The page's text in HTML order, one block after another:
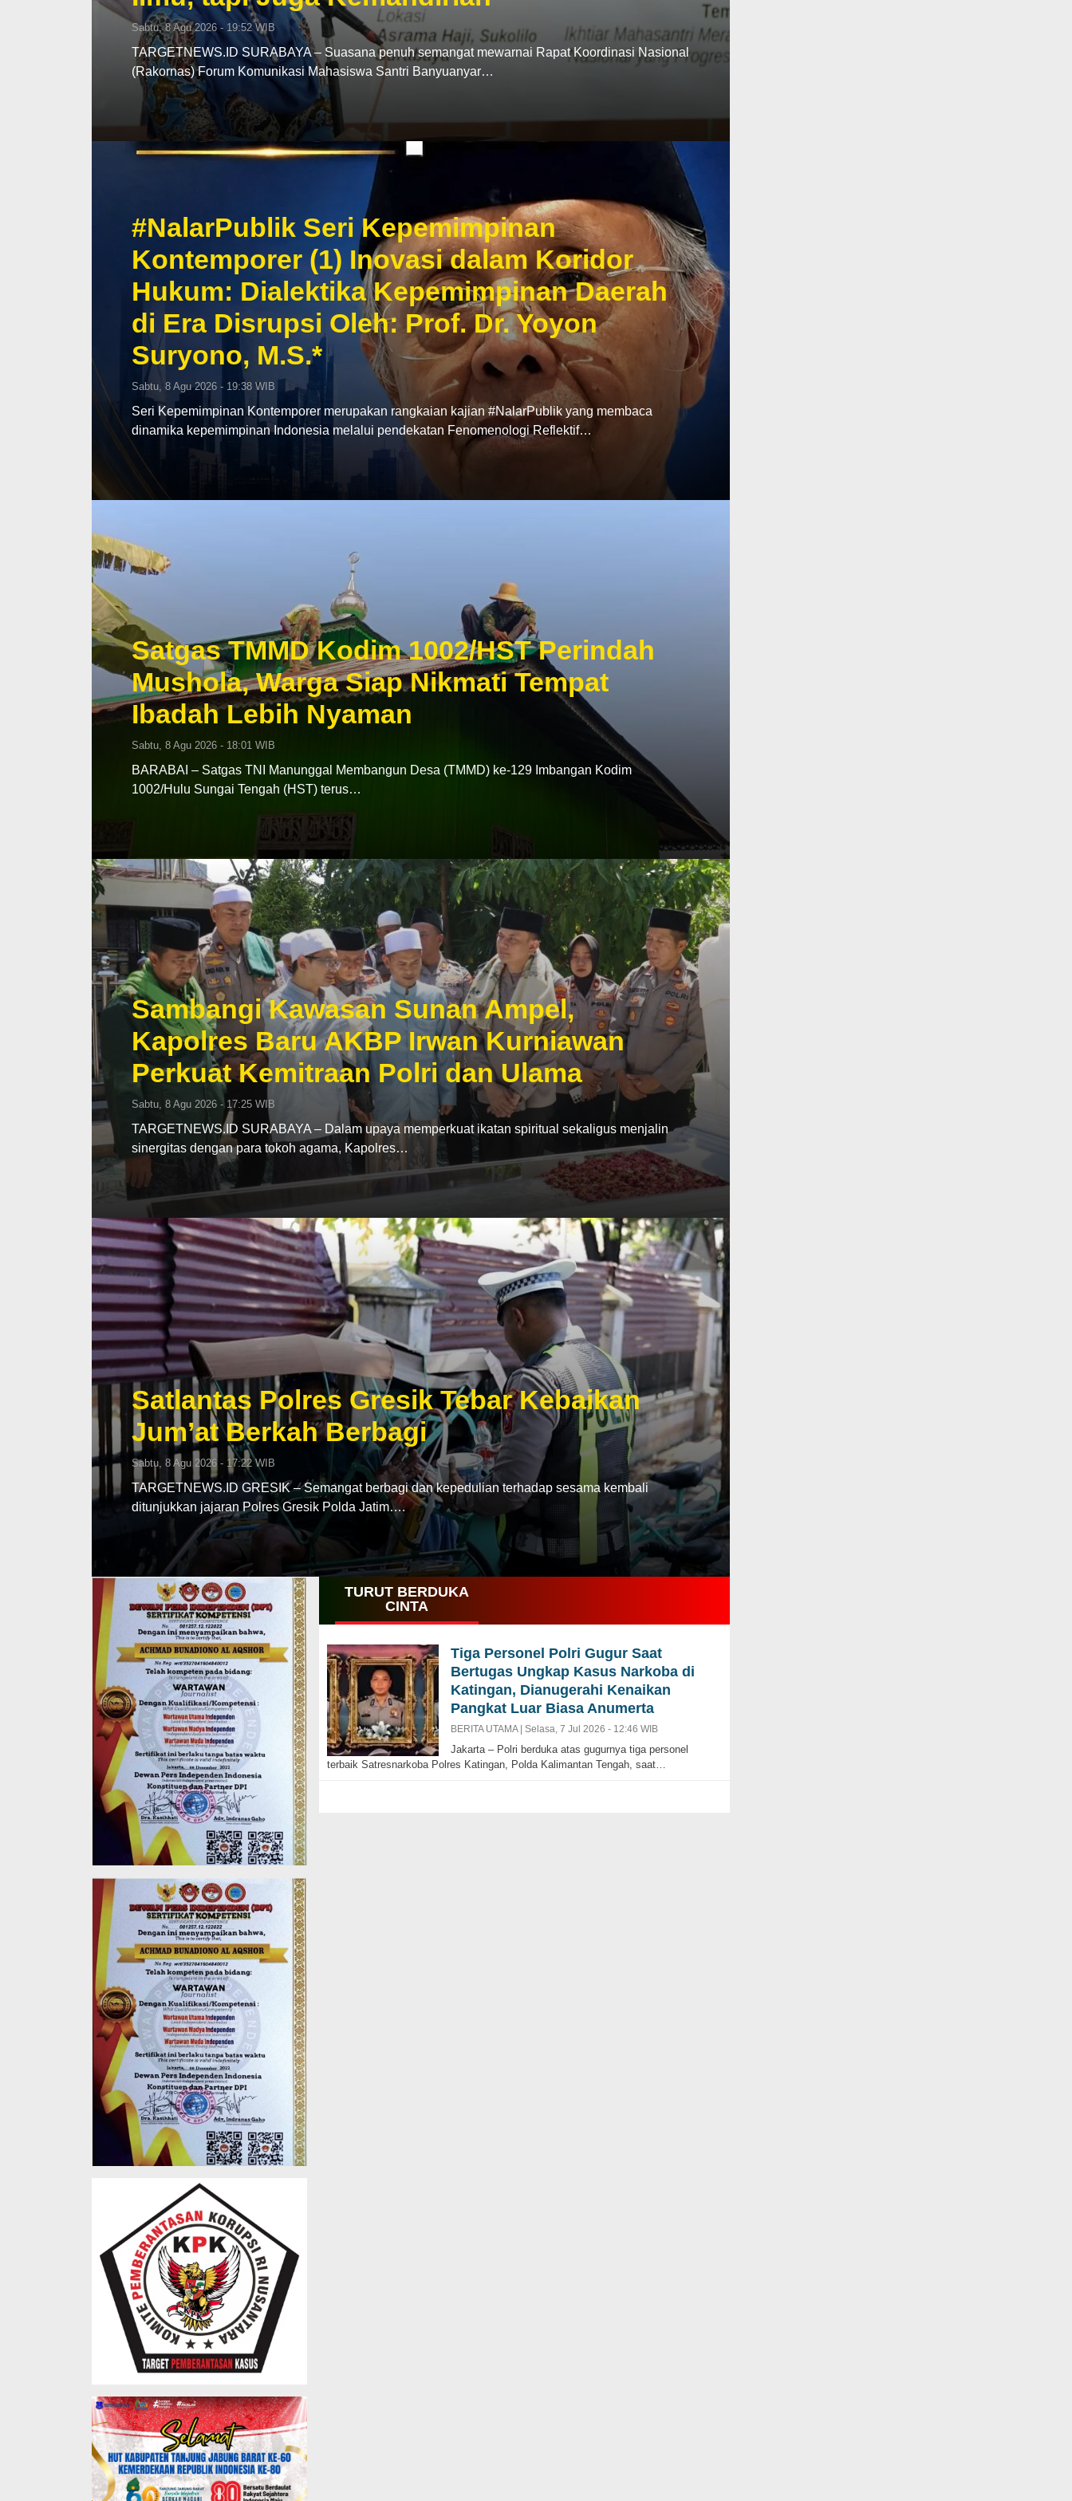
Sabtu, 8 Agu 2026 - 19:52 WIB
TARGETNEWS.ID SURABAYA – Suasana penuh semangat mewarnai Rapat Koordinasi Nasional
(Rakornas) Forum Komunikasi Mahasiswa Santri Banyuanyar…
#NalarPublik Seri Kepemimpinan
Kontemporer (1) Inovasi dalam Koridor
Hukum: Dialektika Kepemimpinan Daerah
di Era Disrupsi Oleh: Prof. Dr. Yoyon
Suryono, M.S.*
Sabtu, 8 Agu 2026 - 19:38 WIB
Seri Kepemimpinan Kontemporer merupakan rangkaian kajian #NalarPublik yang membaca
dinamika kepemimpinan Indonesia melalui pendekatan Fenomenologi Reflektif…
Satgas TMMD Kodim 1002/HST Perindah
Mushola, Warga Siap Nikmati Tempat
Ibadah Lebih Nyaman
Sabtu, 8 Agu 2026 - 18:01 WIB
BARABAI – Satgas TNI Manunggal Membangun Desa (TMMD) ke-129 Imbangan Kodim
1002/Hulu Sungai Tengah (HST) terus…
Sambangi Kawasan Sunan Ampel,
Kapolres Baru AKBP Irwan Kurniawan
Perkuat Kemitraan Polri dan Ulama
Sabtu, 8 Agu 2026 - 17:25 WIB
TARGETNEWS.ID SURABAYA – Dalam upaya memperkuat ikatan spiritual sekaligus menjalin
sinergitas dengan para tokoh agama, Kapolres…
Satlantas Polres Gresik Tebar Kebaikan
Jum’at Berkah Berbagi
Sabtu, 8 Agu 2026 - 17:22 WIB
TARGETNEWS.ID GRESIK – Semangat berbagi dan kepedulian terhadap sesama kembali
ditunjukkan jajaran Polres Gresik Polda Jatim….
TURUT BERDUKA
CINTA
Tiga Personel Polri Gugur Saat
Bertugas Ungkap Kasus Narkoba di
Katingan, Dianugerahi Kenaikan
Pangkat Luar Biasa Anumerta
BERITA UTAMA | Selasa, 7 Jul 2026 - 12:46 WIB
Jakarta – Polri berduka atas gugurnya tiga personel
terbaik Satresnarkoba Polres Katingan, Polda Kalimantan Tengah, saat…